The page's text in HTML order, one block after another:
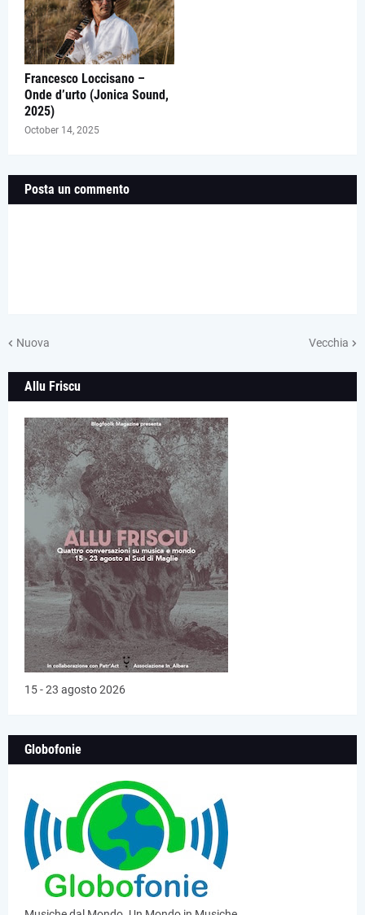
Francesco Loccisano –
Onde d’urto (Jonica Sound,
2025)
October 14, 2025
Posta un commento
Nuova Vecchia
Allu Friscu
15 - 23 agosto 2026
Globofonie